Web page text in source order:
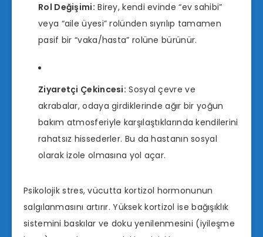
Rol Değişimi: Birey, kendi evinde “ev sahibi”
veya “aile üyesi” rolünden sıyrılıp tamamen
pasif bir “vaka/hasta” rolüne bürünür.
Ziyaretçi Çekincesi: Sosyal çevre ve
akrabalar, odaya girdiklerinde ağır bir yoğun
bakım atmosferiyle karşılaştıklarında kendilerini
rahatsız hissederler. Bu da hastanın sosyal
olarak izole olmasına yol açar.
Psikolojik stres, vücutta kortizol hormonunun
salgılanmasını artırır. Yüksek kortizol ise bağışıklık
sistemini baskılar ve doku yenilenmesini (iyileşme